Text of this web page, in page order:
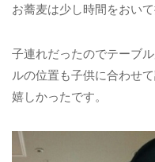
お蕎麦は少し時間をおい
子連れだったのでテーブ
ルの位置も子供に合わせ
嬉しかったです。